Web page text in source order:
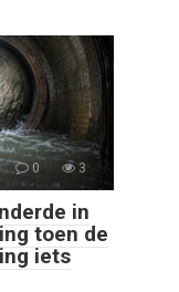
0 3
in
toen de
iets